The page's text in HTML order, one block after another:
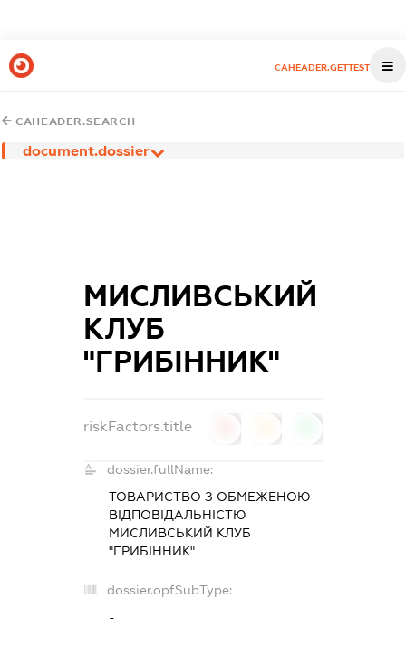
CAHEADER.GETTEST
CAHEADER.SEARCH
document.dossier
МИСЛИВСЬКИЙ
КЛУБ
"ГРИБІННИК"
riskFactors.title
dossier.fullName:
ТОВАРИСТВО З ОБМЕЖЕНОЮ
ВІДПОВІДАЛЬНІСТЮ
МИСЛИВСЬКИЙ КЛУБ
"ГРИБІННИК"
dossier.opfSubType:
-